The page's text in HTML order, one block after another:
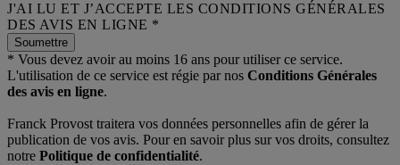
J'AI LU ET J’ACCEPTE LES CONDITIONS GÉNÉRALES
DES AVIS EN LIGNE *
Soumettre
* Vous devez avoir au moins 16 ans pour utiliser ce service.
L'utilisation de ce service est régie par nos Conditions Générales
des avis en ligne.
Franck Provost traitera vos données personnelles afin de gérer la
publication de vos avis. Pour en savoir plus sur vos droits, consultez
notre Politique de confidentialité.